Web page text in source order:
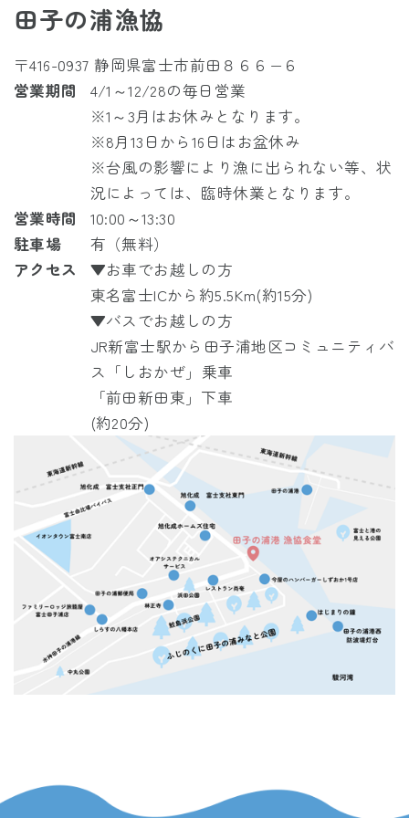
田子の浦漁協
〒416-0937 静岡県富士市前田８６６−６
営業期間
4/1～12/28の毎日営業
※1～3月はお休みとなります。
※8月13日から16日はお盆休み
※台風の影響により漁に出られない等、状
況によっては、臨時休業となります。
営業時間
10:00～13:30
駐車場
有（無料）
アクセス
▼お車でお越しの方
東名富士ICから約5.5Km(約15分)
▼バスでお越しの方
JR新富士駅から 田子浦地区コミュニティバ
ス「しおかぜ」 乗車
「前田新田東」下車
(約20分)